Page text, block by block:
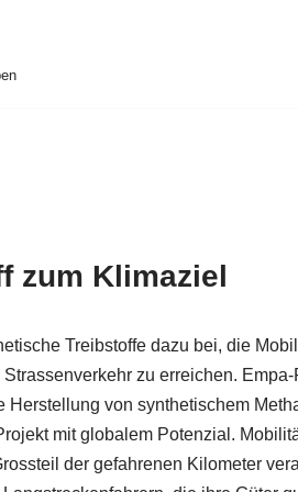
zum Klimaziel
Treibstoffe dazu bei, die
zu erreichen.
Herstellung von synthetischem
mit globalem Potenzial.
der gefahrenen Kilometer